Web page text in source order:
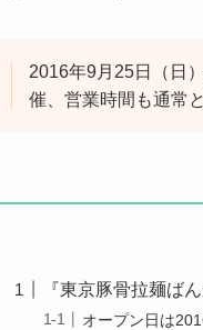
2016年9月25日（日
催、営業時間も通常
『東京豚骨拉麺ば
オープン日は